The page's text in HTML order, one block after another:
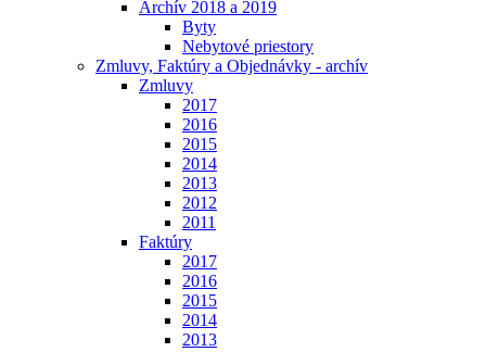
Archív 2018 a 2019
Byty
Nebytové priestory
Zmluvy, Faktúry a Objednávky - archív
Zmluvy
2017
2016
2015
2014
2013
2012
2011
Faktúry
2017
2016
2015
2014
2013